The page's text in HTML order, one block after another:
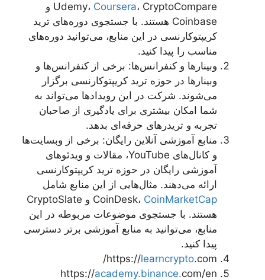
Udemy، Coursera
، CryptoCompare و
Coinbase هستند. با جستجوی دوره‌های ترید
کریپتوکارنسی در این منابع، می‌توانید دوره‌های
مناسب را پیدا کنید.
وبینارها و کنفرانس‌ها: برخی از کنفرانس‌ها و
وبینارها در حوزه ترید کریپتوکارنسی برگزار
می‌شوند. شرکت در این رویدادها می‌تواند به
شما امکان بیشتری برای یادگیری از صاحبان
تجربه و تریدرهای حرفه‌ای بدهد.
منابع آموزشی آنلاین رایگان: برخی از وبسایت‌ها
و کانال‌های YouTube، مقالات و ویدئوهای
آموزشی رایگان در حوزه ترید کریپتوکارنسی
ارائه می‌دهند. مثال‌هایی از این منابع شامل
CoinDesk، CoinMarketCap
و CryptoSlate
هستند. با جستجوی موضوعات مربوطه در این
منابع، می‌توانید به منابع آموزشی برتر دسترسی
پیدا کنید.
https://learncrypto.com/
https://academy.binance.com/en